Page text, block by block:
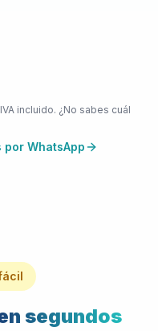
incluido. ¿No sabes cuál
WhatsApp
segundos